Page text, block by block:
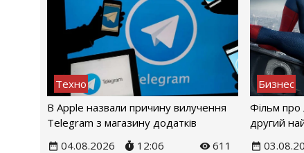
Техно
В Apple назвали причину вилучення
Telegram з магазину додатків
04.08.2026
12:06 611
Бизнес
Фільм про
другий